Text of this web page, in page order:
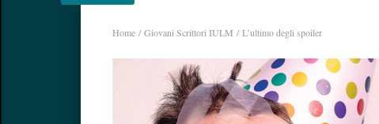
Home /Giovani Scrittori IULM / L’ultimo degli spoiler